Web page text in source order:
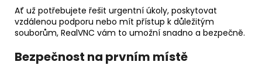
Ať už potřebujete řešit urgentní úkoly, poskytovat
vzdálenou podporu nebo mít přístup k důležitým
souborům, RealVNC vám to umožní snadno a bezpečně.
Bezpečnost na prvním místě